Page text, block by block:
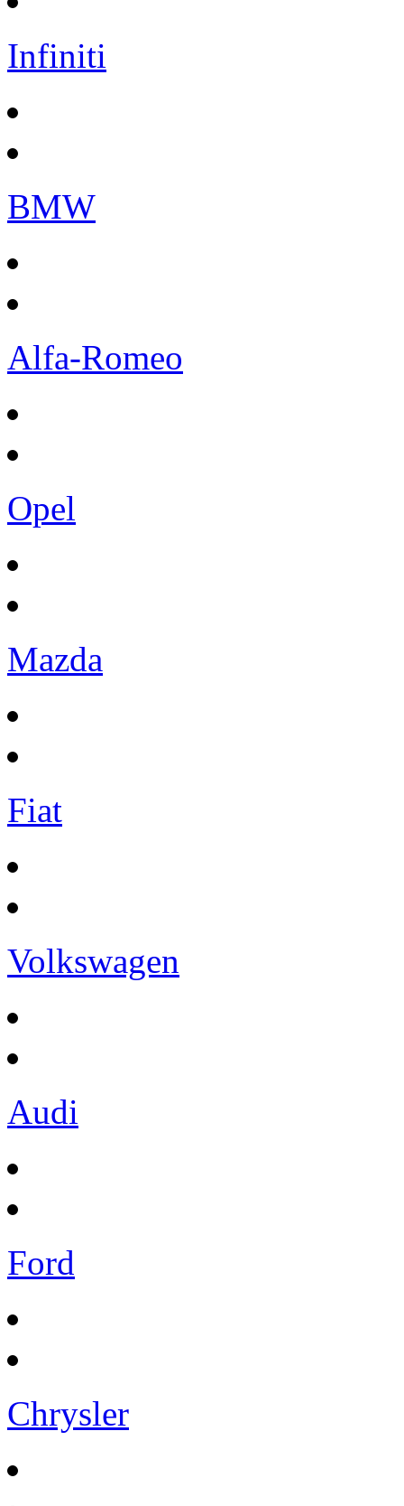
Infiniti
BMW
Alfa-Romeo
Opel
Mazda
Fiat
Volkswagen
Audi
Ford
Chrysler